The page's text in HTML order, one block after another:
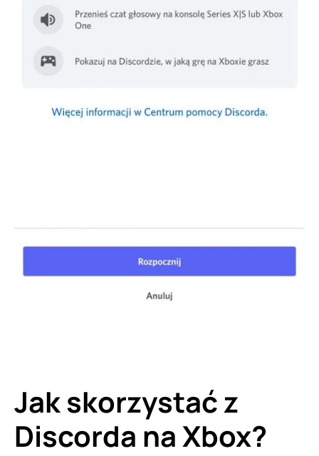
Jak skorzystać z
Discorda na Xbox?